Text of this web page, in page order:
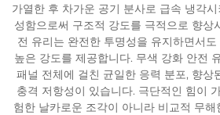
가열한 후 차가운 공기 분사로 급속 냉각
성함으로써 구조적 강도를 극적으로 향상
전 유리는 완전한 투명성을 유지하면서
높은 강도를 제공합니다. 무색 강화 안전
패널 전체에 걸친 균일한 응력 분포, 향상
충격 저항성이 있습니다. 극단적인 힘이
험한 날카로운 조각이 아니라 비교적 무